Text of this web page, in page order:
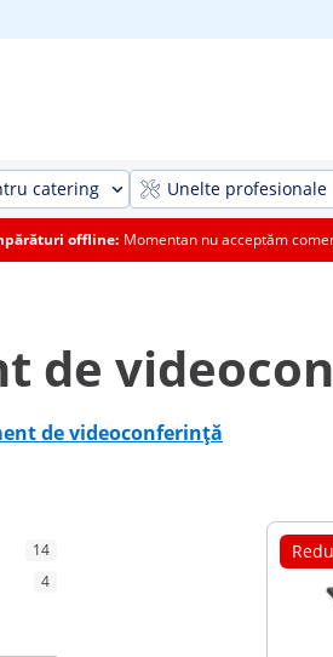
catering Unelte profesionale
offline: Momentan nu acceptăm
de
de videoconferință
14
4